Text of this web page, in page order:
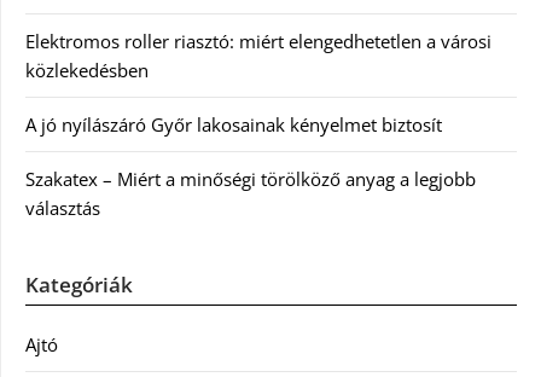
Elektromos roller riasztó: miért elengedhetetlen a városi
közlekedésben
A jó nyílászáró Győr lakosainak kényelmet biztosít
Szakatex – Miért a minőségi törölköző anyag a legjobb
választás
Kategóriák
Ajtó